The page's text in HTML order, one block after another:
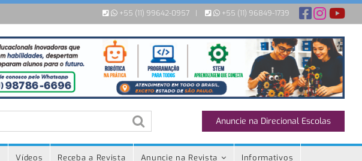
+55 (11) 99642-0957 | +55 (11) 96849-1739
Anuncie na Direcional Escolas
Vídeos Receba a Revista Anuncie na Revista Informativos